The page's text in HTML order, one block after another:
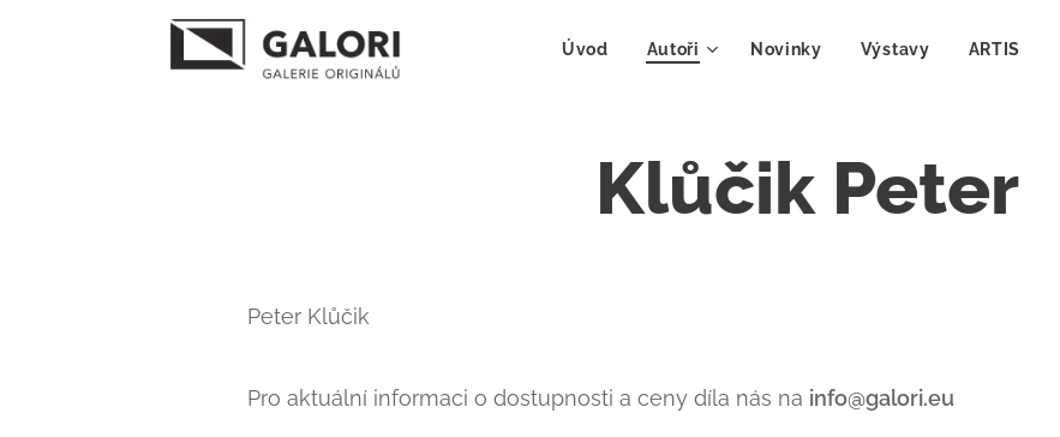
Úvod Autoři Novinky Výstavy ARTIS
Klůčik Peter
Peter Klůčik
Pro aktuální informaci o dostupnosti a ceny díla nás na info@galori.eu